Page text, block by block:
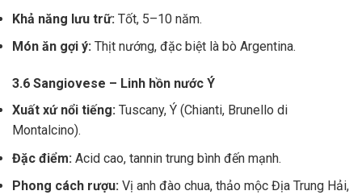
Khả năng lưu trữ: Tốt, 5–10 năm.
Món ăn gợi ý: Thịt nướng, đặc biệt là bò Argentina.
3.6 Sangiovese – Linh hồn nước Ý
Xuất xứ nổi tiếng: Tuscany, Ý (Chianti, Brunello di
Montalcino).
Đặc điểm: Acid cao, tannin trung bình đến mạnh.
Phong cách rượu: Vị anh đào chua, thảo mộc Địa Trung Hải,